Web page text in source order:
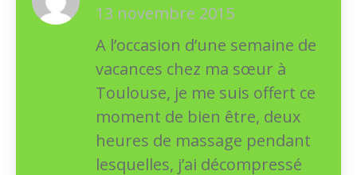
13 novembre 2015
A l’occasion d’une semaine de
vacances chez ma sœur à
Toulouse, je me suis offert ce
moment de bien être, deux
heures de massage pendant
lesquelles, j’ai décompressé